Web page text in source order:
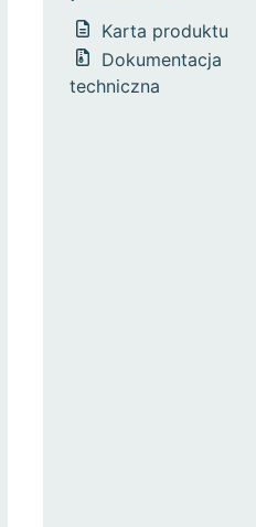
Karta produktu
Dokumentacja
techniczna